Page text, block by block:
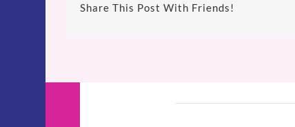
Share This Post With Friends!